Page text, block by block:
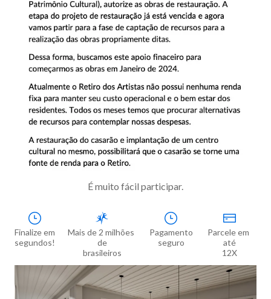
É muito fácil participar.
Finalize em
segundos!
Mais de 2 milhões
de
brasileiros
Pagamento
seguro
Parcele em
até
12X